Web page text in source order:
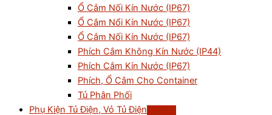
Ổ Cắm Nối Kín Nước (IP67)
Ổ Cắm Nổi Kín Nước (IP67)
Ổ Cắm Nối Kín Nước (IP67)
Phích Cắm Không Kín Nước (IP44)
Phích Cắm Kín Nước (IP67)
Phích, Ổ Cắm Cho Container
Tủ Phân Phối
Phụ Kiện Tủ Điện, Vỏ Tủ Điện